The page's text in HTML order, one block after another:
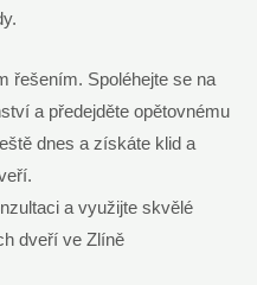
řešením. Spoléhejte se na
a předejděte opětovnému
dnes a získáte klid a